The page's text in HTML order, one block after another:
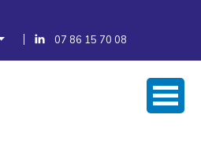
07 86 15 70 08